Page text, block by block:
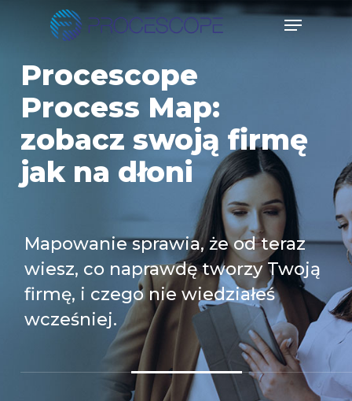
content
Menu
Procescope
Process Map:
zobacz swoją firmę
jak na dłoni
Mapowanie sprawia, że od teraz
wiesz, co naprawdę tworzy Twoją
firmę, i czego nie wiedziałeś
wcześniej.